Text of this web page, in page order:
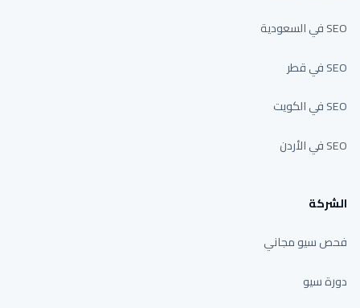
SEO في السعودية
SEO في قطر
SEO في الكويت
SEO في الأردن
الشركة
فحص سيو مجاني
دورة سيو